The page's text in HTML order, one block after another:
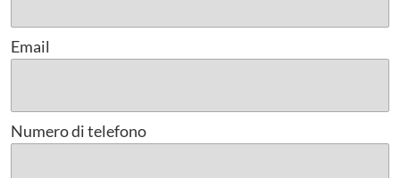
Email
Numero di telefono